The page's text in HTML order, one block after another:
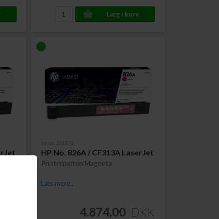
Varenr. 231578
HP No. 826A / CF313A LaserJet
Printerpatron Magenta
Læs mere...
4.874,00 DKK